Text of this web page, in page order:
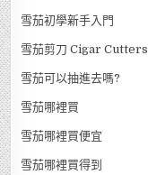
雪茄初學新手入門
雪茄剪刀 Cigar Cutters
雪茄可以抽進去嗎?
雪茄哪裡買
雪茄哪裡買便宜
雪茄哪裡買得到